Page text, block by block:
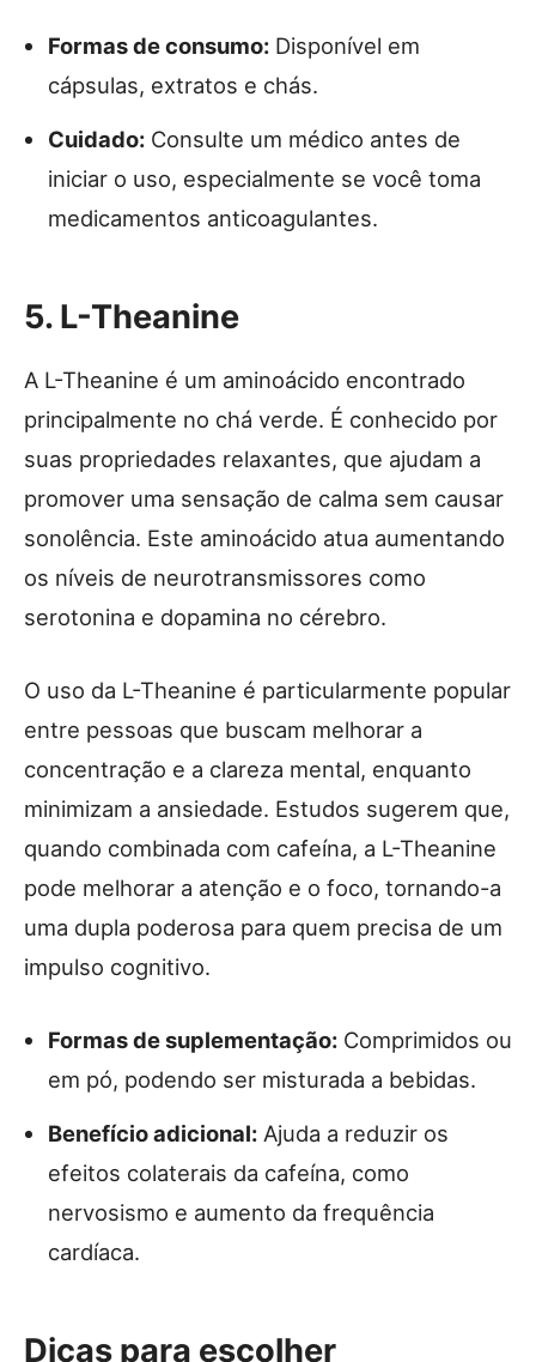
Formas de consumo: Disponível em
cápsulas, extratos e chás.
Cuidado: Consulte um médico antes de
iniciar o uso, especialmente se você toma
medicamentos anticoagulantes.
5. L-Theanine
A L-Theanine é um aminoácido encontrado
principalmente no chá verde. É conhecido por
suas propriedades relaxantes, que ajudam a
promover uma sensação de calma sem causar
sonolência. Este aminoácido atua aumentando
os níveis de neurotransmissores como
serotonina e dopamina no cérebro.
O uso da L-Theanine é particularmente popular
entre pessoas que buscam melhorar a
concentração e a clareza mental, enquanto
minimizam a ansiedade. Estudos sugerem que,
quando combinada com cafeína, a L-Theanine
pode melhorar a atenção e o foco, tornando-a
uma dupla poderosa para quem precisa de um
impulso cognitivo.
Formas de suplementação: Comprimidos ou
em pó, podendo ser misturada a bebidas.
Benefício adicional: Ajuda a reduzir os
efeitos colaterais da cafeína, como
nervosismo e aumento da frequência
cardíaca.
Dicas para escolher